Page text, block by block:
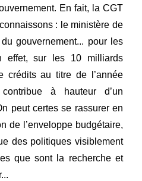
En fait, la CGT
: le ministère de
gouvernement... pour les
effet, sur les 10 milliards
crédits au titre de l’année
à hauteur d’un
peut certes se rassurer en
de l’enveloppe budgétaire,
des politiques visiblement
que sont la recherche et